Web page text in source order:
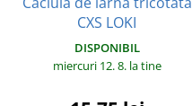
CXS LOKI
DISPONIBIL
miercuri 12. 8. la tine